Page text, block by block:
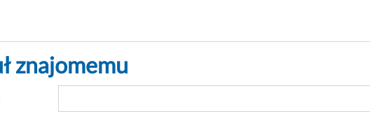
znajomemu